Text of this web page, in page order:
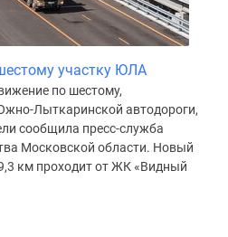
участку ЮЛА
по шестому,
Лыткаринской автодороги,
сообщила пресс-служба
Московской области. Новый
км проходит от ЖК «Видный